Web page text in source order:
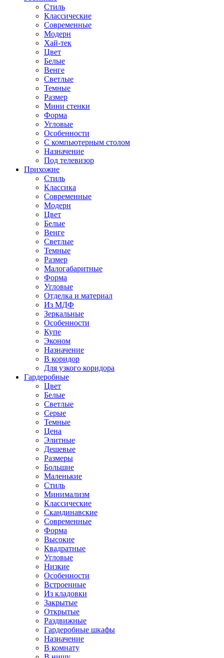
Стиль
Классические
Современные
Модерн
Хай-тек
Цвет
Белые
Венге
Светлые
Темные
Размер
Мини стенки
Форма
Угловые
Особенности
С компьютерным столом
Назначение
Под телевизор
Прихожие
Стиль
Классика
Современные
Модерн
Цвет
Белые
Венге
Светлые
Темные
Размер
Малогабаритные
Форма
Угловые
Отделка и материал
Из МДФ
Зеркальные
Особенности
Купе
Эконом
Назначение
В коридор
Для узкого коридора
Гардеробные
Цвет
Белые
Светлые
Серые
Темные
Цена
Элитные
Дешевые
Размеры
Большие
Маленькие
Стиль
Минимализм
Классические
Скандинавские
Современные
Форма
Высокие
Квадратные
Угловые
Низкие
Особенности
Встроенные
Из кладовки
Закрытые
Открытые
Раздвижные
Гардеробные шкафы
Назначение
В комнату